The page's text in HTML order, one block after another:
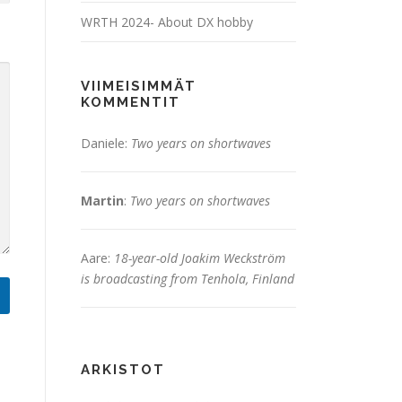
WRTH 2024- About DX hobby
VIIMEISIMMÄT
KOMMENTIT
Daniele: Two years on shortwaves
Martin: Two years on shortwaves
Aare: 18-year-old Joakim Weckström
is broadcasting from Tenhola, Finland
ARKISTOT